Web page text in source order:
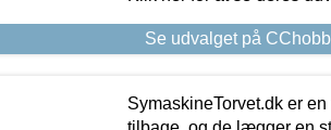
Se udvalget på
SymaskineTorvet.dk er